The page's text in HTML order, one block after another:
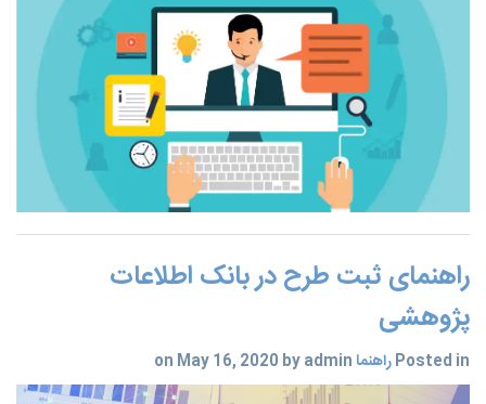
راهنمای ثبت طرح‌ در بانک اطلاعات
پژوهشی
Posted inراهنما